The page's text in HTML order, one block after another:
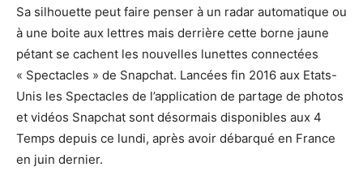
Sa silhouette peut faire penser à un radar automatique ou
à une boite aux lettres mais derrière cette borne jaune
pétant se cachent les nouvelles lunettes connectées
« Spectacles » de Snapchat. Lancées fin 2016 aux Etats-
Unis les Spectacles de l’application de partage de photos
et vidéos Snapchat sont désormais disponibles aux 4
Temps depuis ce lundi, après avoir débarqué en France
en juin dernier.